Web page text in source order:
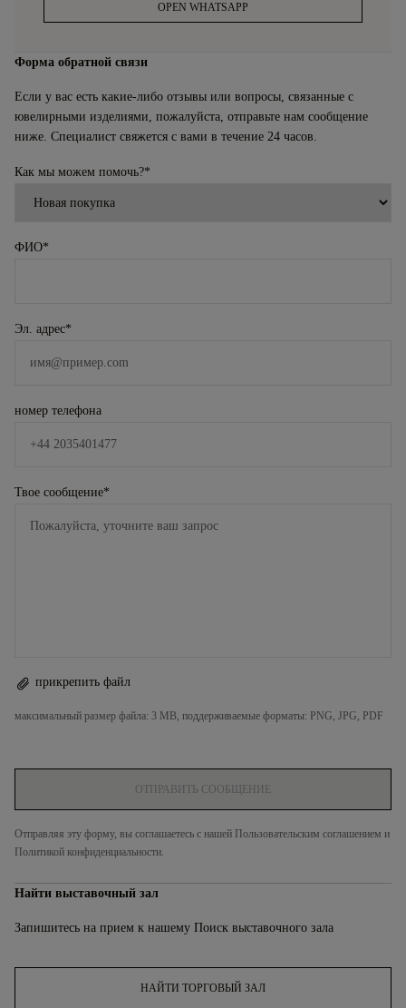
OPEN WHATSAPP
Форма обратной связи
Если у вас есть какие-либо отзывы или вопросы, связанные с
ювелирными изделиями, пожалуйста, отправьте нам сообщение
ниже. Специалист свяжется с вами в течение 24 часов.
Как мы можем помочь?*
ФИО*
Эл. адрес*
номер телефона
Твое сообщение*
прикрепить файл
максимальный размер файла: 3 MB, поддерживаемые форматы: PNG, JPG, PDF
ОТПРАВИТЬ СООБЩЕНИЕ
Отправляя эту форму, вы соглашаетесь с нашей Пользовательским соглашением и
Политикой конфиденциальности.
Найти выставочный зал
Запишитесь на прием к нашему Поиск выставочного зала
НАЙТИ ТОРГОВЫЙ ЗАЛ